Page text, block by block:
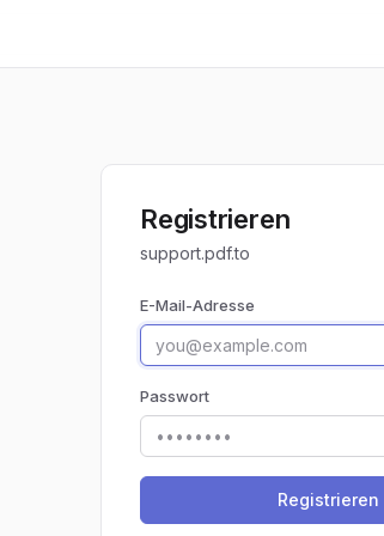
Registrieren
support.pdf.to
E-Mail-Adresse
Passwort
Registrieren